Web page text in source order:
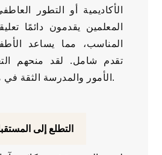
الأكاديمية أو التطور
المعلمين يقدمون دائمًا
المناسب، مما يساعد
تقدم شامل. لقد منحهم
الأمور والمدرسة الثقة في مستقبل أطفالهم.
التطلع إلى